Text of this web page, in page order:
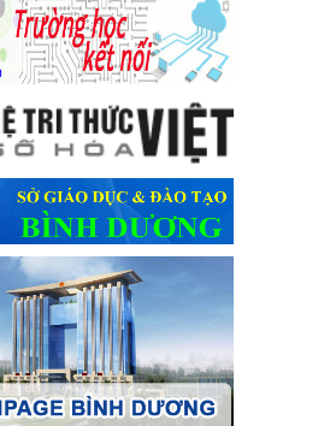
trại truyền thống học sinh thị xã Bến
2023-2024
truyền thống học sinh thị xã Bến Cát
2024
tiêm vắc xin phòng Covid 19
tiêm vắc xin phòng Covid 19
thi " An toàn giao thông cho nụ
học sinh và giáo viên trung học
thi " An toàn giao thông cho nụ cười
và giáo viên trung học năm học